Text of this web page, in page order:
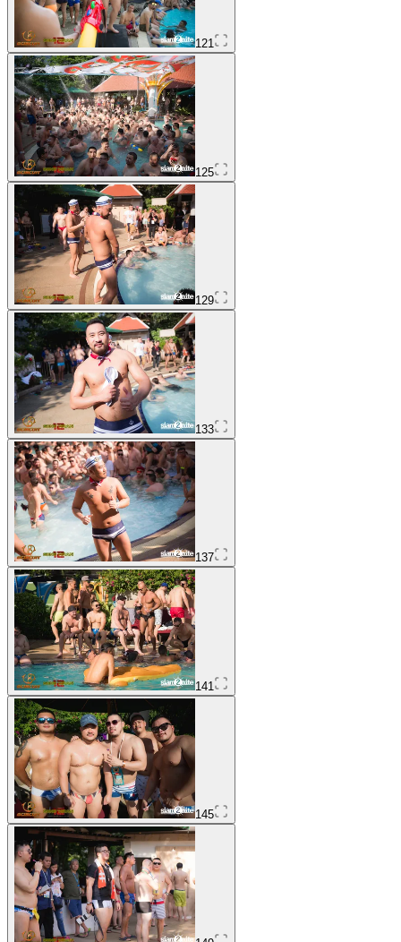
121
125
129
133
137
141
145